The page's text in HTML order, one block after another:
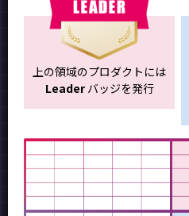
上の領域のプロダクトには
Leaderバッジを発行